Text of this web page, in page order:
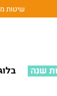
שיטות
שנה